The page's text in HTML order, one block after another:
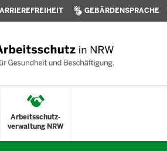
GEBÄRDENSPRACHE
Arbeitsschutz-
verwaltung NRW